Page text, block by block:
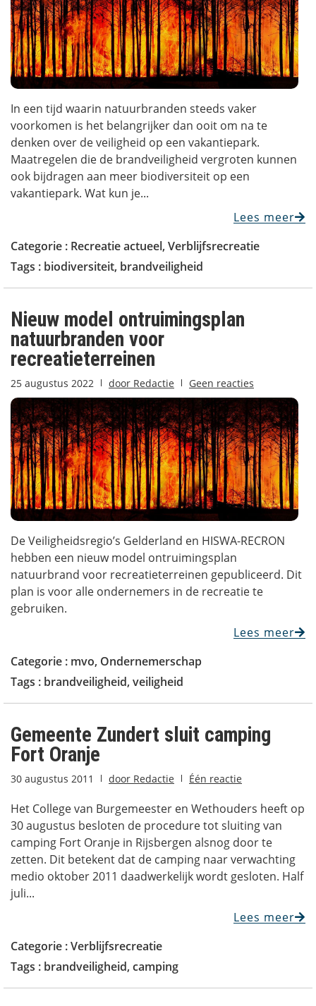
In een tijd waarin natuurbranden steeds vaker
voorkomen is het belangrijker dan ooit om na te
denken over de veiligheid op een vakantiepark.
Maatregelen die de brandveiligheid vergroten kunnen
ook bijdragen aan meer biodiversiteit op een
vakantiepark. Wat kun je...
Lees meer
Categorie : Recreatie actueel, Verblijfsrecreatie
Tags : biodiversiteit, brandveiligheid
Nieuw model ontruimingsplan
natuurbranden voor
recreatieterreinen
25 augustus 2022 door Redactie Geen reacties
De Veiligheidsregio’s Gelderland en HISWA-RECRON
hebben een nieuw model ontruimingsplan
natuurbrand voor recreatieterreinen gepubliceerd. Dit
plan is voor alle ondernemers in de recreatie te
gebruiken.
Lees meer
Categorie : mvo, Ondernemerschap
Tags : brandveiligheid, veiligheid
Gemeente Zundert sluit camping
Fort Oranje
30 augustus 2011 door Redactie Één reactie
Het College van Burgemeester en Wethouders heeft op
30 augustus besloten de procedure tot sluiting van
camping Fort Oranje in Rijsbergen alsnog door te
zetten. Dit betekent dat de camping naar verwachting
medio oktober 2011 daadwerkelijk wordt gesloten. Half
juli...
Lees meer
Categorie :Verblijfsrecreatie
Tags : brandveiligheid, camping